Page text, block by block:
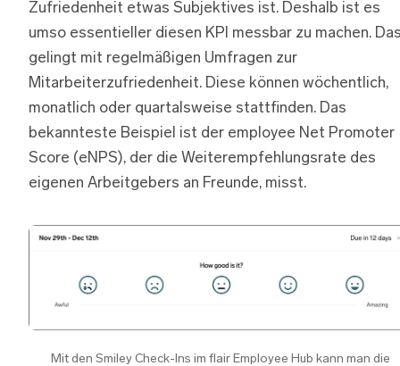
Zufriedenheit etwas Subjektives ist. Deshalb ist es
umso essentieller diesen KPI messbar zu machen.
gelingt mit regelmäßigen Umfragen zur
Mitarbeiterzufriedenheit. Diese können wöchentlich,
monatlich oder quartalsweise stattfinden. Das
bekannteste Beispiel ist der employee Net Promoter
Score (eNPS), der die Weiterempfehlungsrate des
eigenen Arbeitgebers an Freunde, misst.
Mit den Smiley Check-Ins im flair Employee Hub kann man die